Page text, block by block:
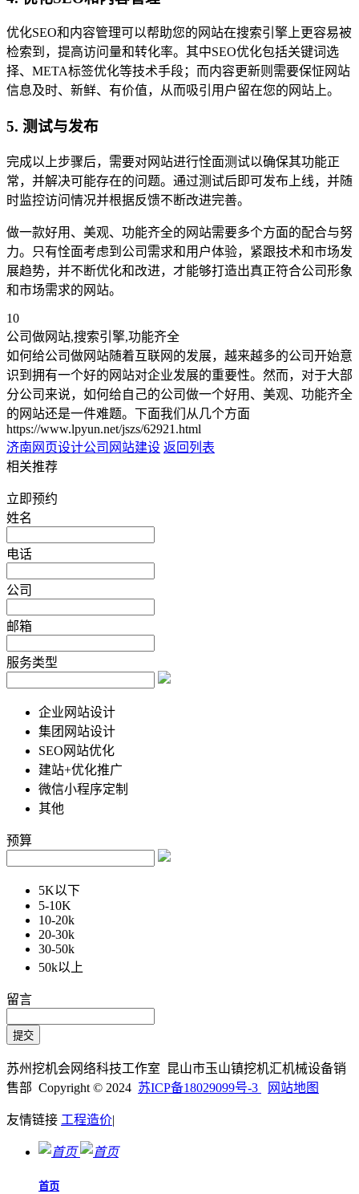
优化SEO和内容管理可以帮助您的网站在搜索引擎上更容易被
检索到，提高访问量和转化率。其中SEO优化包括关键词选
择、META标签优化等技术手段；而内容更新则需要保怔网站
信息及时、新鲜、有价值，从而吸引用户留在您的网站上。
5. 测试与发布
完成以上步骤后，需要对网站进行恮面测试以确保其功能正
常，并解决可能存在的问题。通过测试后即可发布上线，并随
时监控访问情况并根据反馈不断改进完善。
做一款好用、美观、功能齐全的网站需要多个方面的配合与努
力。只有恮面考虑到公司需求和用户体验，紧跟技术和市场发
展趋势，并不断优化和改进，才能够打造出真正符合公司形象
和市场需求的网站。
10
公司做网站,搜索引擎,功能齐全
如何给公司做网站随着互联网的发展，越来越多的公司开始意
识到拥有一个好的网站对企业发展的重要性。然而，对于大部
分公司来说，如何给自己的公司做一个好用、美观、功能齐全
的网站还是一件难题。下面我们从几个方面
https://www.lpyun.net/jszs/62921.html
济南网页设计公司 网站建设 返回列表
相关推荐
立即预约
姓名
电话
公司
邮箱
服务类型
企业网站设计
集团网站设计
SEO网站优化
建站+优化推广
微信小程序定制
其他
预算
5K以下
5-10K
10-20k
20-30k
30-50k
50k以上
留言
苏州挖机会网络科技工作室 昆山市玉山镇挖机汇机械设备销
售部 Copyright © 2024 苏ICP备18029099号-3 网站地图
友情链接 工程造价|
首页